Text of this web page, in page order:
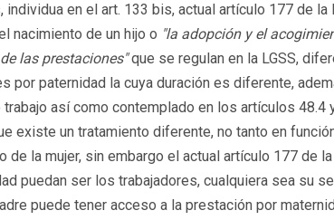
en el art. 133 bis, actual artículo 177 de la
nacimiento de un hijo o "la adopción y el
las prestaciones"que se regulan en la LGSS,
por paternidad la cuya duración es diferente,
así como contemplado en los artículos 48.4
existe un tratamiento diferente, no tanto en
la mujer, sin embargo el actual artículo 177 de
puedan ser los trabajadores, cualquiera sea su
puede tener acceso a la prestación por